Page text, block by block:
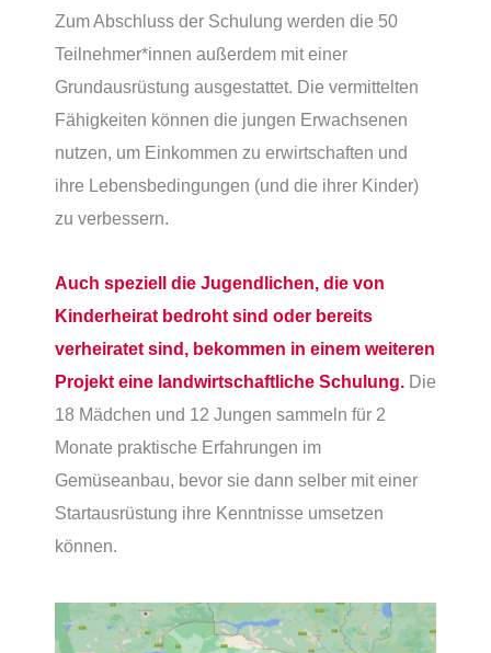
Zum Abschluss der Schulung werden die 50
Teilnehmer*innen außerdem mit einer
Grundausrüstung ausgestattet. Die vermittelten
Fähigkeiten können die jungen Erwachsenen
nutzen, um Einkommen zu erwirtschaften und
ihre Lebensbedingungen (und die ihrer Kinder)
zu verbessern.
Auch speziell die Jugendlichen, die von
Kinderheirat bedroht sind oder bereits
verheiratet sind, bekommen in einem weiteren
Projekt eine landwirtschaftliche Schulung. Die
18 Mädchen und 12 Jungen sammeln für 2
Monate praktische Erfahrungen im
Gemüseanbau, bevor sie dann selber mit einer
Startausrüstung ihre Kenntnisse umsetzen
können.